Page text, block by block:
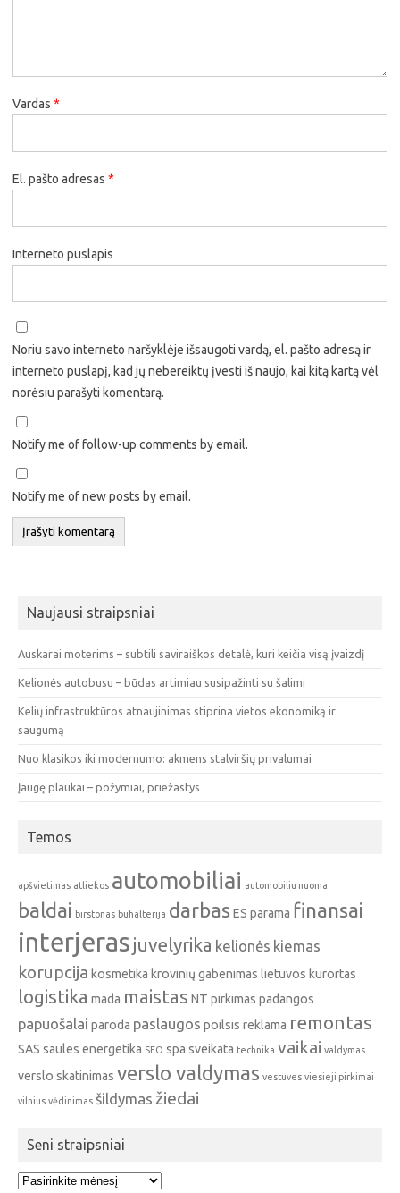
Vardas *
El. pašto adresas *
Interneto puslapis
Noriu savo interneto naršyklėje išsaugoti vardą, el. pašto adresą ir
interneto puslapį, kad jų nebereiktų įvesti iš naujo, kai kitą kartą vėl
norėsiu parašyti komentarą.
Notify me of follow-up comments by email.
Notify me of new posts by email.
Naujausi straipsniai
Auskarai moterims – subtili saviraiškos detalė, kuri keičia visą įvaizdį
Kelionės autobusu – būdas artimiau susipažinti su šalimi
Kelių infrastruktūros atnaujinimas stiprina vietos ekonomiką ir
saugumą
Nuo klasikos iki modernumo: akmens stalviršių privalumai
Įaugę plaukai – požymiai, priežastys
Temos
apšvietimas atliekos automobiliai automobiliu nuoma
baldai birstonas buhalterija darbas ES parama finansai
interjeras juvelyrika kelionės kiemas
korupcija kosmetika krovinių gabenimas lietuvos kurortas
logistika mada maistas NT pirkimas padangos
papuošalai paroda paslaugos poilsis reklama remontas
SAS saules energetika SEO spa sveikata technika vaikai valdymas
verslo skatinimas verslo valdymas vestuves viesieji pirkimai
vilnius vėdinimas šildymas žiedai
Seni straipsniai
Seni